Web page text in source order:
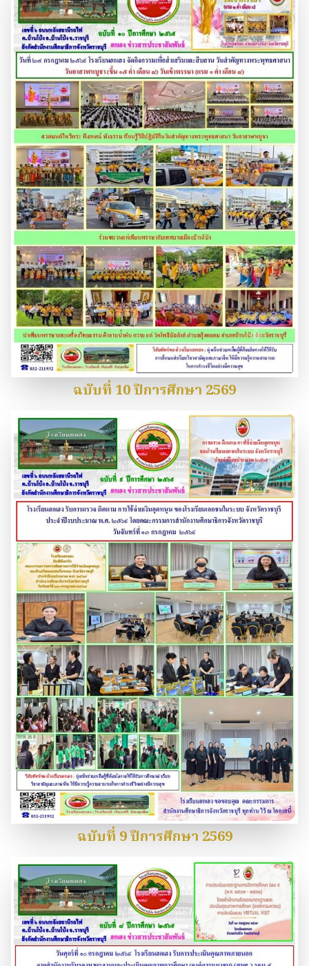
ฉบับที่ 10 ปีการศึกษา 2569
ฉบับที่ 9 ปีการศึกษา 2569